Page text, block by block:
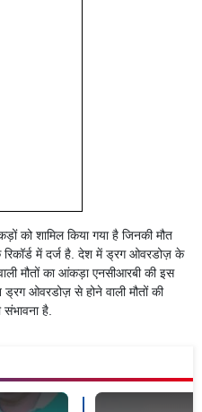
को शामिल किया गया है जिनकी मौत
में दर्ज है. देश में ड्रग ओवरडोज़ के
मौतों का आंकड़ा एनसीआरबी की इस
ड्रग ओवरडोज़ से होने वाली मौतों की
है.